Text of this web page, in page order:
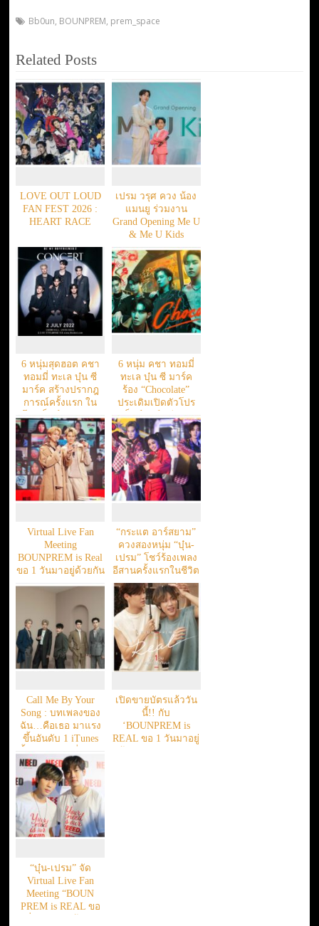
Bb0un, BOUNPREM, prem_space
Related Posts
LOVE OUT LOUD
FAN FEST 2026 :
HEART RACE
เปรม วรุศ ควง น้อง
แมนยู ร่วมงาน
Grand Opening Me U
& Me U Kids
Magazine
6 หนุ่มสุดฮอต คชา
ทอมมี่ ทะเล บุ๋น ซี
มาร์ค สร้างปรากฎ
การณ์ครั้งแรก ใน
โปรเจ็กต์ “BE MY
BOYFRIENDS 2”
6 หนุ่ม คชา ทอมมี่
ทะเล บุ๋น ซี มาร์ค
ร้อง “Chocolate”
ประเดิมเปิดตัวโปร
เจ็กต์ยักษ์ “บีมาย
บอยเฟรนด์ส 2”
Virtual Live Fan
Meeting
BOUNPREM is Real
ขอ 1 วันมาอยู่ด้วยกัน
นะ
“กระแต อาร์สยาม”
ควงสองหนุ่ม “บุ๋น-
เปรม” โชว์ร้องเพลง
อีสานครั้งแรกในชีวิต
Call Me By Your
Song : บทเพลงของ
ฉัน…คือเธอ มาแรง
ขึ้นอันดับ 1 iTunes
ตั้งแต่วันแรกที่ปล่อย
เปิดขายบัตรแล้ววัน
นี้!! กับ
‘BOUNPREM is
REAL ขอ 1 วันมาอยู่
“บุ๋น-เปรม” จัด
Virtual Live Fan
Meeting “BOUN
PREM is REAL ขอ